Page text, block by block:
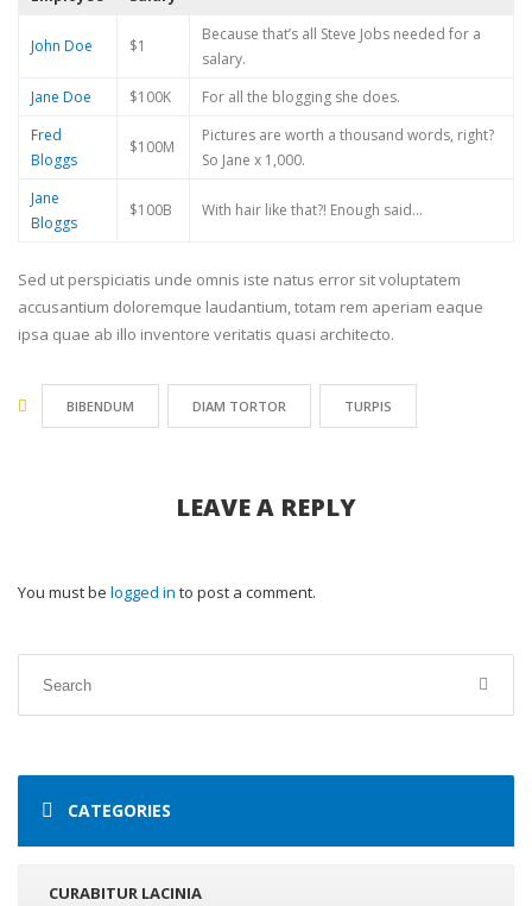
John Doe $1
Because that’s all Steve Jobs needed for a
salary.
Jane Doe
$100K
For all the blogging she does.
Fred
Bloggs
$100M
Pictures are worth a thousand words, right?
So Jane x 1,000.
Jane
Bloggs
$100B With hair like that?! Enough said…
Sed ut perspiciatis unde omnis iste natus error sit voluptatem
accusantium doloremque laudantium, totam rem aperiam eaque
ipsa quae ab illo inventore veritatis quasi architecto.
BIBENDUM DIAM TORTOR TURPIS
LEAVE A REPLY
You must be logged in to post a comment.
CATEGORIES
CURABITUR LACINIA